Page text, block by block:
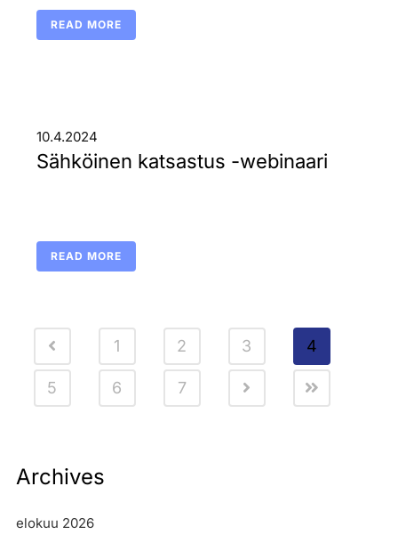
READ MORE
10.4.2024
Sähköinen katsastus -webinaari
READ MORE
1 2 3 4
5 6 7
Archives
elokuu 2026